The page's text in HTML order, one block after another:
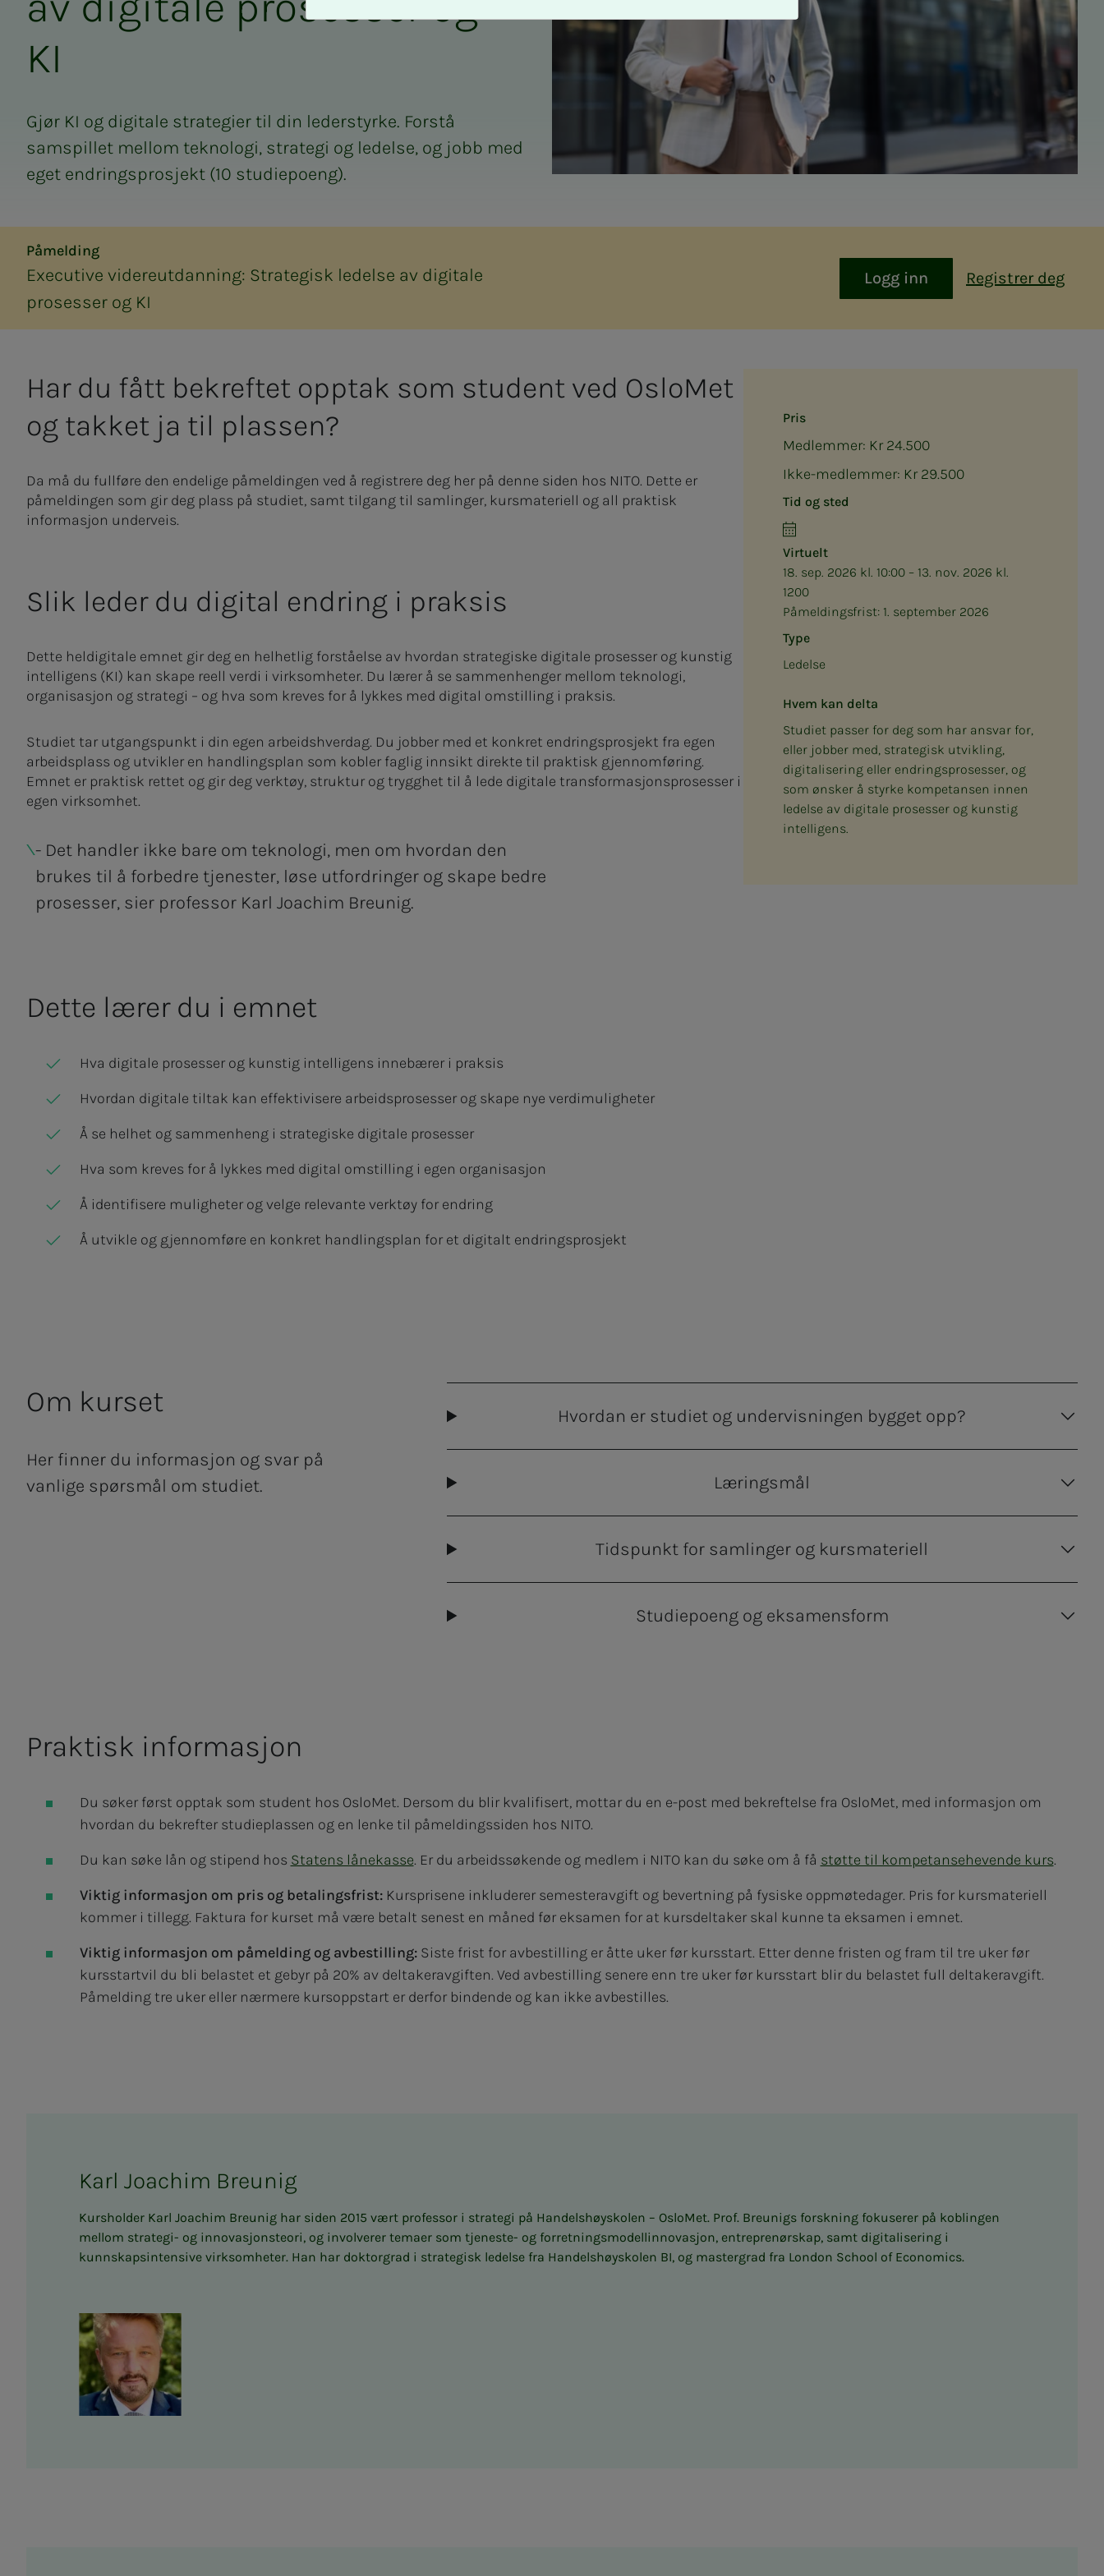
KI
Gjør KI og digitale strategier til din lederstyrke. Forstå
samspillet mellom teknologi, strategi og ledelse, og jobb med
eget endringsprosjekt (10 studiepoeng).
Påmelding
Executive videreutdanning: Strategisk ledelse av digitale
prosesser og KI
Logg inn Registrer deg
Pris
Medlemmer: Kr 24.500
Ikke-medlemmer: Kr 29.500
Tid og sted
Virtuelt
18. sep. 2026 kl. 10:00 – 13. nov. 2026 kl.
1200
Påmeldingsfrist: 1. september 2026
Type
Ledelse
Hvem kan delta
Studiet passer for deg som har ansvar for,
eller jobber med, strategisk utvikling,
digitalisering eller endringsprosesser, og
som ønsker å styrke kompetansen innen
ledelse av digitale prosesser og kunstig
intelligens.
Har du fått bekreftet opptak som student ved OsloMet
og takket ja til plassen?
Da må du fullføre den endelige påmeldingen ved å registrere deg her på denne siden hos NITO. Dette er
påmeldingen som gir deg plass på studiet, samt tilgang til samlinger, kursmateriell og all praktisk
informasjon underveis.
Slik leder du digital endring i praksis
Dette heldigitale emnet gir deg en helhetlig forståelse av hvordan strategiske digitale prosesser og kunstig
intelligens (KI) kan skape reell verdi i virksomheter. Du lærer å se sammenhenger mellom teknologi,
organisasjon og strategi – og hva som kreves for å lykkes med digital omstilling i praksis.
Studiet tar utgangspunkt i din egen arbeidshverdag. Du jobber med et konkret endringsprosjekt fra egen
arbeidsplass og utvikler en handlingsplan som kobler faglig innsikt direkte til praktisk gjennomføring.
Emnet er praktisk rettet og gir deg verktøy, struktur og trygghet til å lede digitale transformasjonsprosesser i
egen virksomhet.
- Det handler ikke bare om teknologi, men om hvordan den
brukes til å forbedre tjenester, løse utfordringer og skape bedre
prosesser, sier professor Karl Joachim Breunig.
Dette lærer du i emnet
Hva digitale prosesser og kunstig intelligens innebærer i praksis
Hvordan digitale tiltak kan effektivisere arbeidsprosesser og skape nye verdimuligheter
Å se helhet og sammenheng i strategiske digitale prosesser
Hva som kreves for å lykkes med digital omstilling i egen organisasjon
Å identifisere muligheter og velge relevante verktøy for endring
Å utvikle og gjennomføre en konkret handlingsplan for et digitalt endringsprosjekt
Om kur­­­set
Her finner du informasjon og svar på
vanlige spørsmål om studiet.
Hvordan er studiet og undervisningen bygget opp?
Læringsmål
Tidspunkt for samlinger og kursmateriell
Studiepoeng og eksamensform
Praktisk informasjon
Du søker først opptak som student hos OsloMet. Dersom du blir kvalifisert, mottar du en e-post med bekreftelse fra OsloMet, med informasjon om
hvordan du bekrefter studieplassen og en lenke til påmeldingssiden hos NITO.
Du kan søke lån og stipend hos Statens lånekasse. Er du arbeidssøkende og medlem i NITO kan du søke om å få støtte til kompetansehevende kurs.
Viktig informasjon om pris og betalingsfrist: Kursprisene inkluderer semesteravgift og bevertning på fysiske oppmøtedager. Pris for kursmateriell
kommer i tillegg. Faktura for kurset må være betalt senest en måned før eksamen for at kursdeltaker skal kunne ta eksamen i emnet.
Viktig informasjon om påmelding og avbestilling:Siste frist for avbestilling er åtte uker før kursstart. Etter denne fristen og fram til tre uker før
kursstartvil du bli belastet et gebyr på 20% av deltakeravgiften. Ved avbestilling senere enn tre uker før kursstart blir du belastet full deltakeravgift.
Påmelding tre uker eller nærmere kursoppstart er derfor bindende og kan ikke avbestilles.
Karl Joachim Breunig
Kursholder Karl Joachim Breunig har siden 2015 vært professor i strategi på Handelshøyskolen – OsloMet. Prof. Breunigs forskning fokuserer på koblingen
mellom strategi- og innovasjonsteori, og involverer temaer som tjeneste- og forretningsmodellinnovasjon, entreprenørskap, samt digitalisering i
kunnskapsintensive virksomheter. Han har doktorgrad i strategisk ledelse fra Handelshøyskolen BI, og mastergrad fra London School of Economics.
v
l